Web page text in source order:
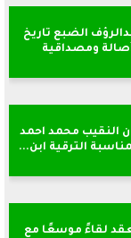
الضبع تاريخ
ومصداقية
النقيب محمد احمد
الترقية ابن...
لقاءً موسعًا مع